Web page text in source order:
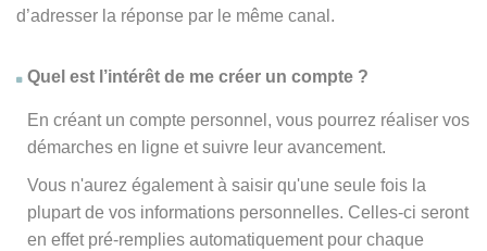
d’adresser la réponse par le même canal.
Quel est l’intérêt de me créer un compte ?
En créant un compte personnel, vous pourrez réaliser vos
démarches en ligne et suivre leur avancement.
Vous n'aurez également à saisir qu'une seule fois la
plupart de vos informations personnelles. Celles-ci seront
en effet pré-remplies automatiquement pour chaque